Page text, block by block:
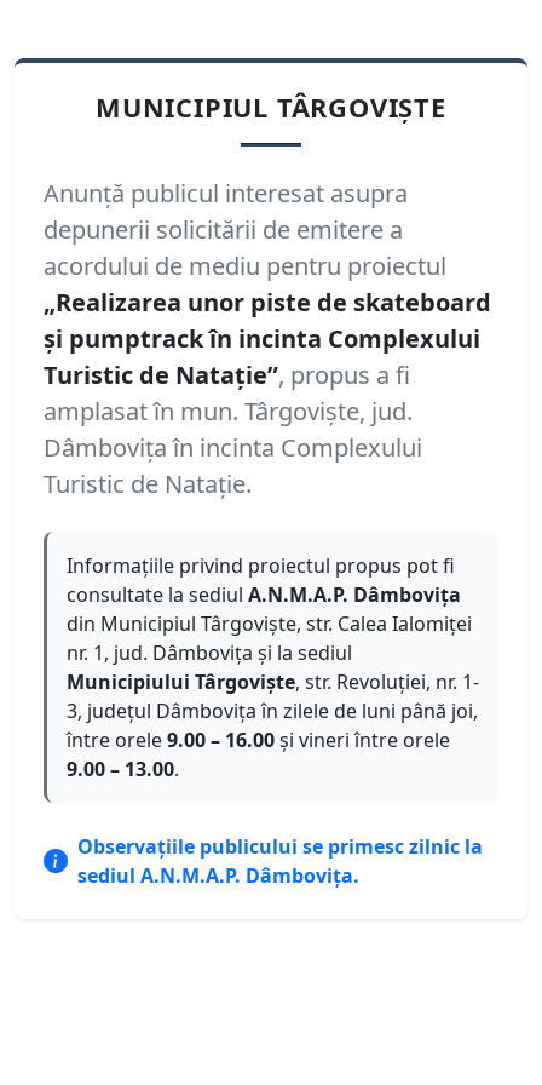
MUNICIPIUL TÂRGOVIȘTE
Anunță publicul interesat asupra
depunerii solicitării de emitere a
acordului de mediu pentru proiectul
„Realizarea unor piste de skateboard
și pumptrack în incinta Complexului
Turistic de Natație”, propus a fi
amplasat în mun. Târgoviște, jud.
Dâmbovița în incinta Complexului
Turistic de Natație.
Informațiile privind proiectul propus pot fi
consultate la sediul A.N.M.A.P. Dâmbovița
din Municipiul Târgoviște, str. Calea Ialomiței
nr. 1, jud. Dâmbovița și la sediul
Municipiului Târgoviște, str. Revoluției, nr. 1-
3, județul Dâmbovița în zilele de luni până joi,
între orele9.00 – 16.00și vineri între orele
9.00 – 13.00.
Observațiile publicului se primesc zilnic la
sediul A.N.M.A.P. Dâmbovița.